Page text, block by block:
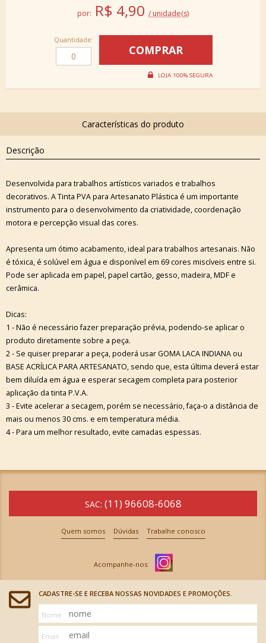
por: R$ 4,90 / unidade(s)
Quantidade:
Descrição
Desenvolvida para trabalhos artísticos variados e trabalhos
decorativos. A Tinta PVA para Artesanato Plástica é um importante
instrumento para o desenvolvimento da criatividade, coordenação
motora e percepção visual das cores.
Apresenta um ótimo acabamento, ideal para trabalhos artesanais. Não
é tóxica, é solúvel em água e disponível em 69 cores miscíveis entre si.
Pode ser aplicada em papel, papel cartão, gesso, madeira, MDF e
cerâmica.
Dicas:
1 - Não é necessário fazer preparação prévia, podendo-se aplicar o
produto diretamente sobre a peça.
2 - Se quiser preparar a peça, poderá usar GOMA LACA INDIANA ou
BASE ACRÍLICA PARA ARTESANATO, sendo que, esta última deverá estar
bem diluída em água e esperar secagem completa para posterior
aplicação da tinta P.V.A.
3 - Evite acelerar a secagem, porém se necessário, faça-o a distância de
mais ou menos 30 cms. e em temperatura média.
4 - Para um melhor resultado, evite camadas espessas.
SAC: (11) 96608-6068
Quem somos Dúvidas Trabalhe conosco
CADASTRE-SE E RECEBA NOSSAS NOVIDADES E PROMOÇÕES.
Nome
Email